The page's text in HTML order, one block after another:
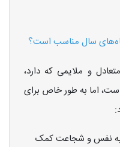
ماه‌های سال مناسب است؟
و ملایمی که دارد،
اما به طور خاص برای
به نفس و شجاعت کمک